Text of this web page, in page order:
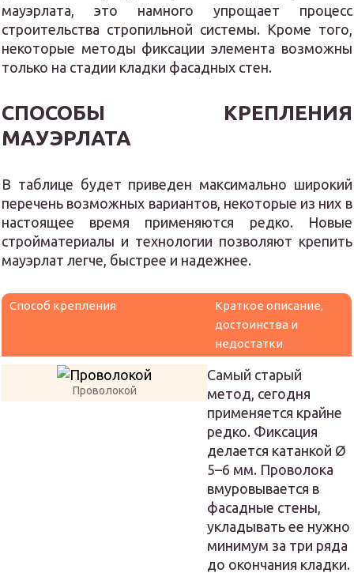
мауэрлата, это намного упрощает процесс
строительства стропильной системы. Кроме того,
некоторые методы фиксации элемента возможны
только на стадии кладки фасадных стен.
СПОСОБЫ КРЕПЛЕНИЯ
МАУЭРЛАТА
В таблице будет приведен максимально широкий
перечень возможных вариантов, некоторые из них в
настоящее время применяются редко. Новые
стройматериалы и технологии позволяют крепить
мауэрлат легче, быстрее и надежнее.
Способ крепления
Краткое описание,
достоинства и
недостатки
Проволокой
Самый старый
метод, сегодня
применяется крайне
редко. Фиксация
делается катанкой Ø
5–6 мм. Проволока
вмуровывается в
фасадные стены,
укладывать ее нужно
минимум за три ряда
до окончания кладки.